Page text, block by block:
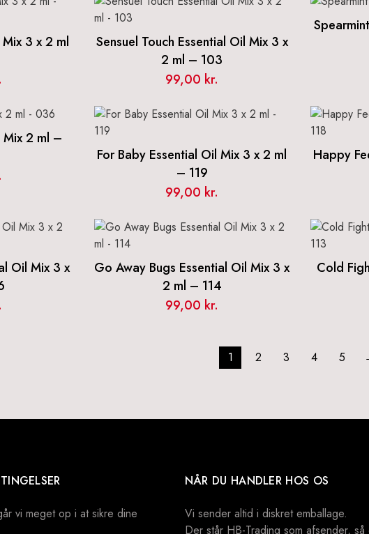
3 x 2 ml
Sensuel Touch Essential Oil Mix 3 x
2 ml – 103
99,00 kr.
Mix 2 ml –
For Baby Essential Oil Mix 3 x 2 ml
– 119
99,00 kr.
Happy
Oil Mix 3 x
Go Away Bugs Essential Oil Mix 3 x
2 ml – 114
99,00 kr.
Cold
1 2 3 4 5
vi meget op i at sikre dine
NÅR DU HANDLER HOS OS
Vi sender altid i diskret emballage.
Der står HB-Trading som afsender,